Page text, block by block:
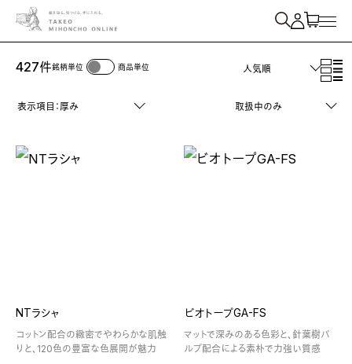
紙を検索
427件銘柄単位 商品単位 人気順
表示項目：厚み 取扱中のみ
NTラシャ
コットン配合の緻密でやわらかな肌触
りと、120色の豊富な色展開が魅力
ビオトープGA-FS
マットで深みのある色彩と、針葉樹パ
ルプ配合による素朴で力強い質感